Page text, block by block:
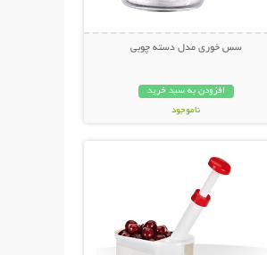
سس خوری مدل دسته چوبی
افزودن به سبد خرید
ناموجود